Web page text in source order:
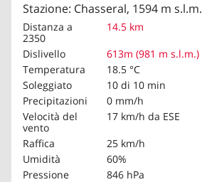
Stazione: Chasseral, 1594 m s.l.m.
Distanza a
2350
14.5 km
Dislivello
613m (981 m s.l.m.)
Temperatura
18.5 °C
Soleggiato
10 di 10 min
Precipitazioni
0 mm/h
Velocità del
vento
17 km/h da ESE
Raffica
25 km/h
Umidità
60%
Pressione
846 hPa